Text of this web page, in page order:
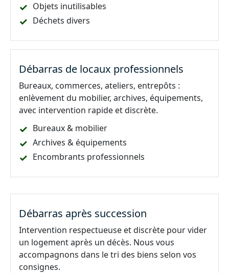
Objets inutilisables
Déchets divers
Débarras de locaux professionnels
Bureaux, commerces, ateliers, entrepôts :
enlèvement du mobilier, archives, équipements,
avec intervention rapide et discrète.
Bureaux & mobilier
Archives & équipements
Encombrants professionnels
Débarras après succession
Intervention respectueuse et discrète pour vider
un logement après un décès. Nous vous
accompagnons dans le tri des biens selon vos
consignes.